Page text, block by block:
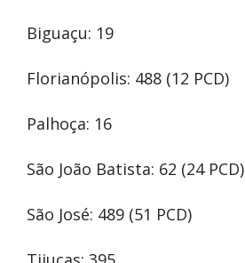
Biguaçu: 19
Florianópolis: 488 (12 PCD)
Palhoça: 16
São João Batista: 62 (24 PCD)
São José: 489 (51 PCD)